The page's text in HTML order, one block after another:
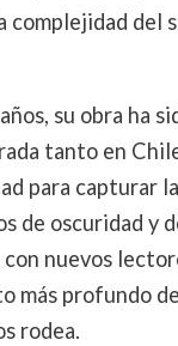
complejidad del
su obra ha
tanto en
para capturar
de oscuridad y
nuevos
más profundo
rodea.